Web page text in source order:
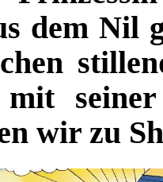
dem Nil
wir zu